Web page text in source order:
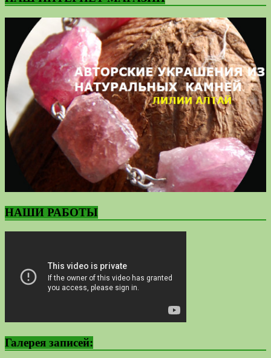
НАШИ РАБОТЫ
Галерея записей: